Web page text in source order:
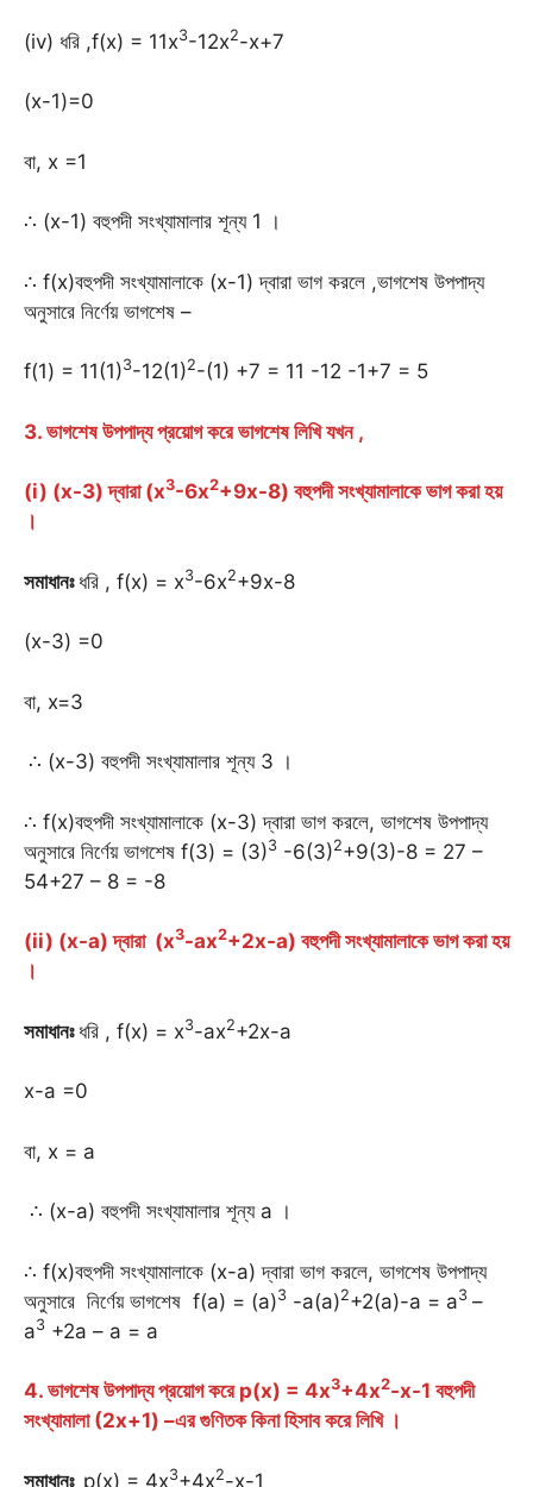
(iv) ধরি ,f(x) = 11x3-12x2-x+7
(x-1)=0
বা, x =1
∴ (x-1) বহুপদী সংখ্যামালার শূন্য 1 ।
∴ f(x)বহুপদী সংখ্যামালাকে (x-1) দ্বারা ভাগ করলে ,ভাগশেষ উপপাদ্য
অনুসারে নির্ণেয় ভাগশেষ –
f(1) = 11(1)3-12(1)2-(1) +7 = 11 -12 -1+7 = 5
3. ভাগশেষ উপপাদ্য প্রয়োগ করে ভাগশেষ লিখি যখন ,
(i) (x-3) দ্বারা (x3-6x2+9x-8) বহুপদী সংখ্যামালাকে ভাগ করা হয়
।
সমাধানঃ ধরি , f(x) = x3-6x2+9x-8
(x-3) =0
বা, x=3
∴ (x-3) বহুপদী সংখ্যামালার শূন্য 3 ।
∴ f(x)বহুপদী সংখ্যামালাকে (x-3) দ্বারা ভাগ করলে, ভাগশেষ উপপাদ্য
অনুসারে নির্ণেয় ভাগশেষ f(3) = (3)3 -6(3)2+9(3)-8 = 27 –
54+27 – 8 = -8
(ii) (x-a) দ্বারা (x3-ax2+2x-a) বহুপদী সংখ্যামালাকে ভাগ করা হয়
।
সমাধানঃ ধরি , f(x) = x3-ax2+2x-a
x-a =0
বা, x = a
∴ (x-a) বহুপদী সংখ্যামালার শূন্য a ।
∴ f(x)বহুপদী সংখ্যামালাকে (x-a) দ্বারা ভাগ করলে, ভাগশেষ উপপাদ্য
অনুসারে নির্ণেয় ভাগশেষ f(a) = (a)3 -a(a)2+2(a)-a = a3 –
a3 +2a – a = a
4. ভাগশেষ উপপাদ্য প্রয়োগ করে p(x) = 4x3+4x2-x-1 বহুপদী
সংখ্যামালা (2x+1) –এর গুণিতক কিনা হিসাব করে লিখি ।
সমাধানঃ p(x) = 4x3+4x2-x-1